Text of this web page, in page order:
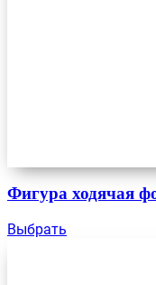
Фигура ходячая
Выбрать